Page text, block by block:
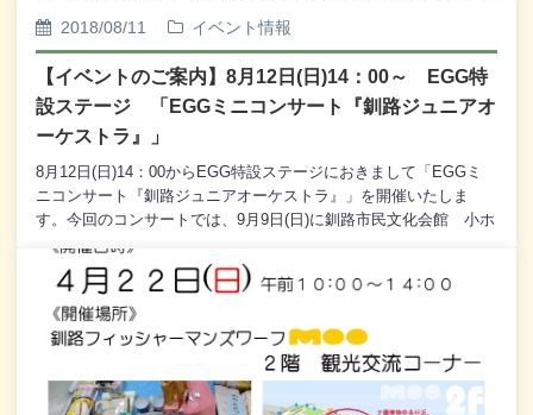
開館時刻が9：00となります。 ［旅客船「シルバー・シャドー」
の釧路港寄港日］・9月27日(木)はMOOの開館時刻が8：00となり
ます。 ［旅客船「ダイヤモンド・プリンセス」の釧路港寄港
日］
Salon) 8月29日(水) 10：00～15：00 EGG特設会場 主
00～15：00 2階・観光交流コーナー 主催：グローカルみら
いネット 【毎月6の付く日は、MOO感謝デー スキップカード6
倍ポイントセール】≪ MOO開館時刻 変更のご案内 ≫ ・7
す。 ・8月19日(日)［旅客船「オーシャン・ドリーム」の釧
路港寄港日］と8月29日(水)［旅客船「ダイヤモンド・プリンセ
ス」の釧路港寄港日］は、それぞれMOOの開館時刻が8：00とな
ります。
2018/08/11 イベント情報
【イベントのご案内】8月12日(日)14：00～ EGG特
設ステージ 「EGGミニコンサート『釧路ジュニアオ
ーケストラ』」
8月12日(日)14：00からEGG特設ステージにおきまして「EGGミ
ニコンサート『釧路ジュニアオーケストラ』」を開催いたしま
す。今回のコンサートでは、9月9日(日)に釧路市民文化会館 小ホ
ンサート」に先立ち、ヴィヴァルディの合奏協奏曲「四季」の
「春」、「夏」、「秋」、「冬」の第一楽章を演奏いたします。
我が街の若きアーティストたちによる演奏にどうぞご期待くださ
い。観覧は無料でございますので、どうぞ皆様、お誘い合わせの
うえ、お越しくださいませ。【出演】釧路ジュニアオーケストラ
【プログラム】１．ヴィヴァルディ／合奏協奏曲「四季」から
「春」第一楽章２．ヴィヴァルディ／合奏協奏曲「四季」から